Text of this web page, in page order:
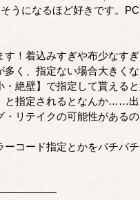
うになるほど好きです。
！着込みすぎや布少なす
く、指定ない場合大きく
絶壁】で指定して貰える
と指定されるとなんか……
リテイクの可能性がある
コード指定とかをバチバ